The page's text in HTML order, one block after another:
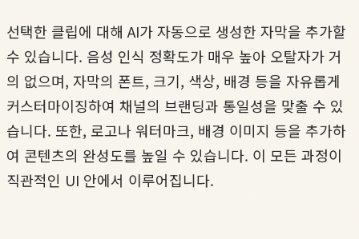
선택한 클립에 대해 AI가 자동으로 생성한 자막을 추가할
수 있습니다. 음성 인식 정확도가 매우 높아 오탈자가 거
의 없으며, 자막의 폰트, 크기, 색상, 배경 등을 자유롭게
커스터마이징하여 채널의 브랜딩과 통일성을 맞출 수 있
습니다. 또한, 로고나 워터마크, 배경 이미지 등을 추가하
여 콘텐츠의 완성도를 높일 수 있습니다. 이 모든 과정이
직관적인 UI 안에서 이루어집니다.